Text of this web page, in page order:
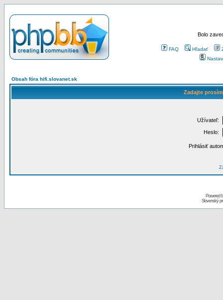
Bolo
FAQ Hľadať
Obsah fóra hifi.slovanet.sk
Zadajte
Užívateľ:
Heslo:
Prihlásiť
Powered
Slovenský